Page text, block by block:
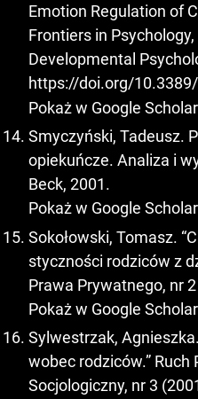
Emotion Regulation of
Frontiers in
Developmental
https://doi.org/
Pokaż w Google Scholar
Smyczyński, Tadeusz.
opiekuńcze. Analiza i
Beck, 2001.
Pokaż w Google Scholar
Sokołowski, Tomasz.
styczności rodziców z
Prawa Prywatnego, nr
Pokaż w Google Scholar
Sylwestrzak,
wobec rodziców.” Ruch
Socjologiczny, nr 3